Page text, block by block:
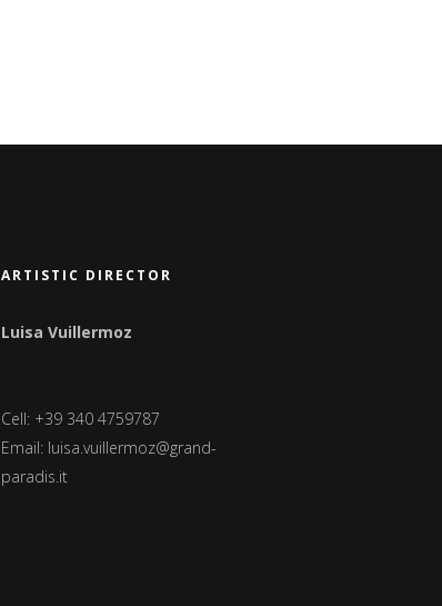
ARTISTIC DIRECTOR
Luisa Vuillermoz
Cell: +39 340 4759787
Email: luisa.vuillermoz@grand-
paradis.it